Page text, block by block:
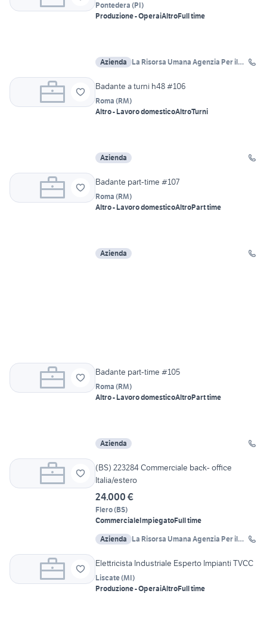
Pontedera (PI)
Produzione - OperaiAltroFull time
Azienda
La Risorsa Umana Agenzia Per il
Badante a turni h48 #106
Roma (RM)
Altro - Lavoro domesticoAltroTurni
Azienda
Badante part-time #107
Roma (RM)
Altro - Lavoro domesticoAltroPart time
Azienda
Badante part-time #105
Roma (RM)
Altro - Lavoro domesticoAltroPart time
Azienda
(BS) 223284 Commerciale back- office
Italia/estero
24.000 €
Flero(BS)
CommercialeImpiegatoFull time
Azienda
La Risorsa Umana Agenzia Per il
Elettricista Industriale Esperto Impianti TVCC
Liscate(MI)
Produzione - OperaiAltroFull time